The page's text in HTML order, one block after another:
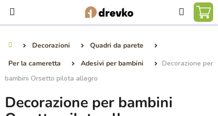
contenuto
Ricerca
Decorazioni
Quadri da parete
Per la cameretta
Adesivi per bambini
Decorazione per
bambini Orsetto pilota allegro
Decorazione per bambini